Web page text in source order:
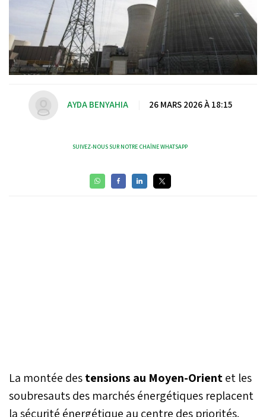
AYDA BENYAHIA 26 MARS 2026 À 18:15
SUIVEZ-NOUS SUR NOTRE CHAÎNE WHATSAPP
La montée destensions au Moyen-Orientet les
soubresauts des marchés énergétiques replacent
la sécurité énergétique au centre des priorités.